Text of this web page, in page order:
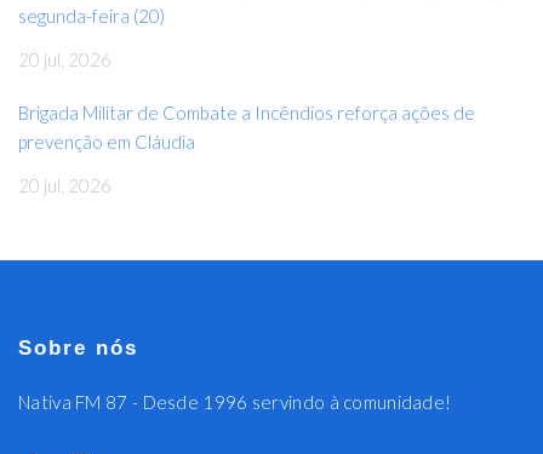
segunda-feira (20)
20 jul, 2026
Brigada Militar de Combate a Incêndios reforça ações de
prevenção em Cláudia
20 jul, 2026
Sobre nós
Nativa FM 87 - Desde 1996 servindo à comunidade!